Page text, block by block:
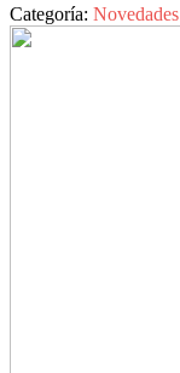
Categoría: Novedades